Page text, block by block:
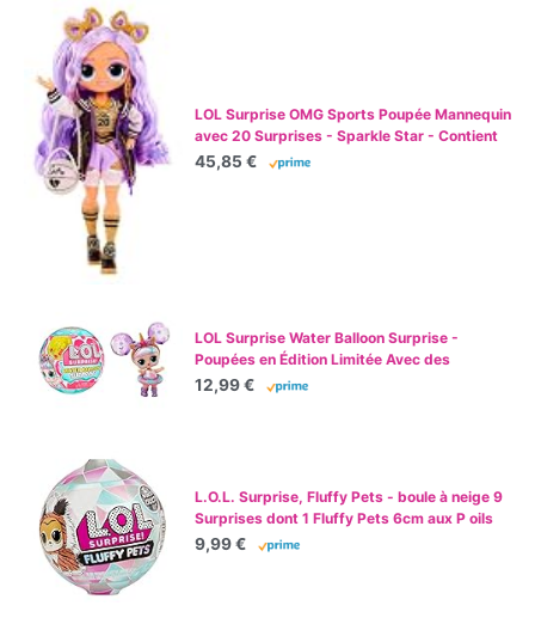
LOL Surprise OMG Sports Poupée Mannequin
avec 20 Surprises - Sparkle Star - Contient
Plusieurs Tenues & Accessoires de Sport - 4
45,85 €
LOL Surprise Water Balloon Surprise -
Poupées en Édition Limitée Avec des
Cheveux en Forme de Ballons d’Eau -
12,99 €
L.O.L. Surprise, Fluffy Pets - boule à neige 9
Surprises dont 1 Fluffy Pets 6cm aux P oils
Amovibles, Accessoires, Modèles Aléatoires
9,99 €